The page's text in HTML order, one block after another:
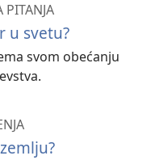
PITANJA
u svetu?
svom obećanju